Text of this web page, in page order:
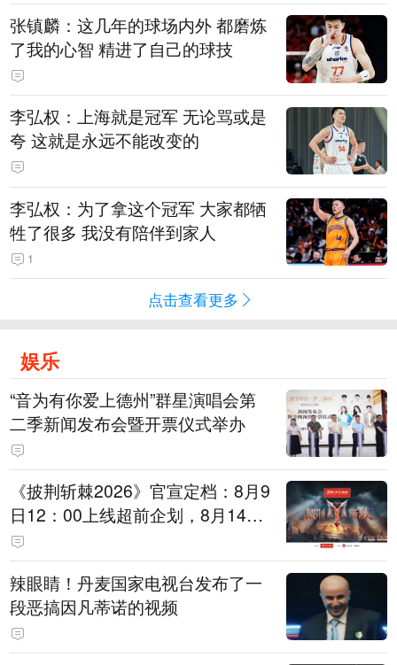
张镇麟：这几年的球场内外 都磨炼
了我的心智 精进了自己的球技
李弘权：上海就是冠军 无论骂或是
夸 这就是永远不能改变的
李弘权：为了拿这个冠军 大家都牺
牲了很多 我没有陪伴到家人
1
点击查看更多
娱乐
“音为有你爱上德州”群星演唱会第
二季新闻发布会暨开票仪式举办
《披荆斩棘2026》官宣定档：8月9
日12：00上线超前企划，8月14日
初见面直播，8月15日、16日两天
进行初舞台直播
辣眼睛！丹麦国家电视台发布了一
段恶搞因凡蒂诺的视频